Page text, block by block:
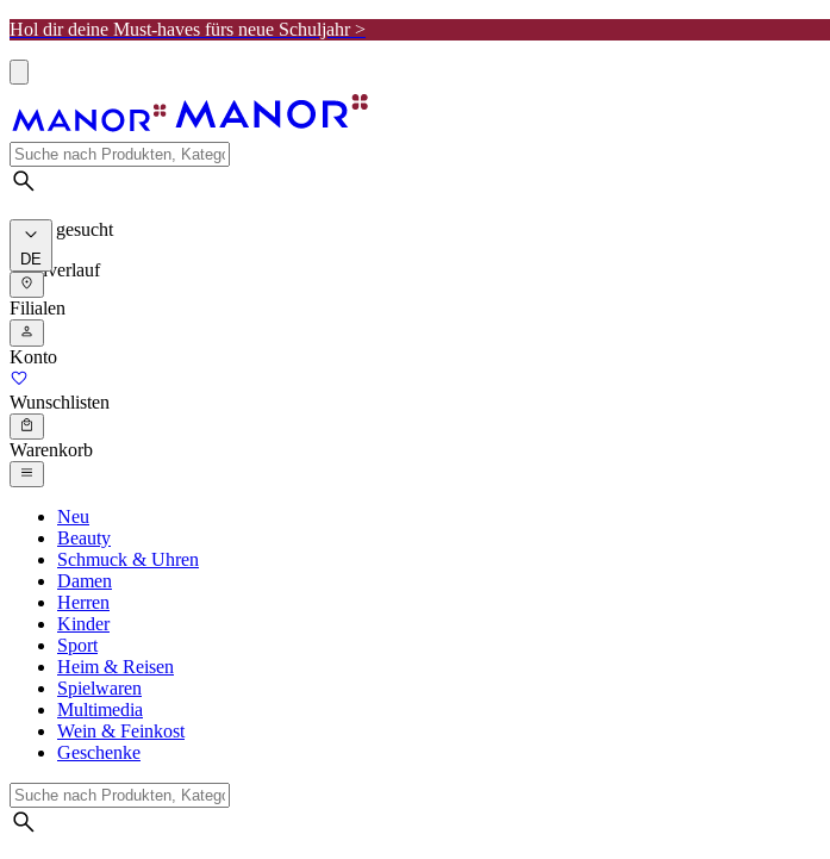
Hol dir deine Must-haves fürs neue Schuljahr >
Meist gesucht
Suchverlauf
DE
Filialen
Konto
Wunschlisten
Warenkorb
Neu
Beauty
Schmuck & Uhren
Damen
Herren
Kinder
Sport
Heim & Reisen
Spielwaren
Multimedia
Wein & Feinkost
Geschenke